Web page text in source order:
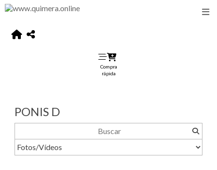
Compra
rápida
PONIS D